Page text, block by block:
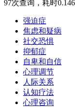
97次查询，耗时
强迫症
焦虑和疑病
社交恐惧
抑郁症
自卑和自信
心理调节
人际关系
认知疗法
心理咨询